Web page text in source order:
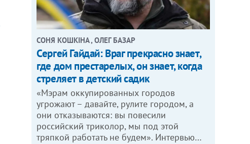
СОНЯ КОШКІНА , ОЛЕГ БАЗАР
Сергей Гайдай: Враг прекрасно знает,
где дом престарелых, он знает, когда
стреляет в детский садик
«Мэрам оккупированных городов
угрожают – давайте, рулите городом, а
они отказываются: вы повесили
российский триколор, мы под этой
тряпкой работать не будем». Интервью…